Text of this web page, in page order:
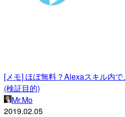
[メモ] ほぼ無料？Alexaスキル内
(検証目的)
Mr.Mo
2019.02.05